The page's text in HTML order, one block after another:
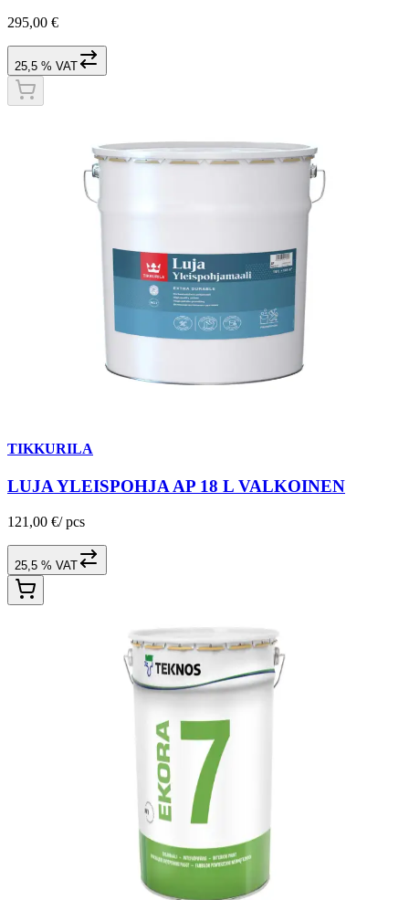
295,00 €
25,5 % VAT
TIKKURILA
LUJA YLEISPOHJA AP 18 L VALKOINEN
121,00 €/ pcs
25,5 % VAT